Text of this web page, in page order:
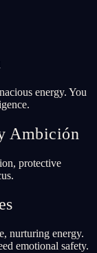
energy. You
Ambición
protective
nurturing energy.
emotional safety.